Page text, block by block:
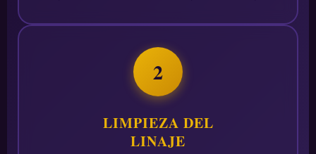
2
LIMPIEZA DEL
LINAJE